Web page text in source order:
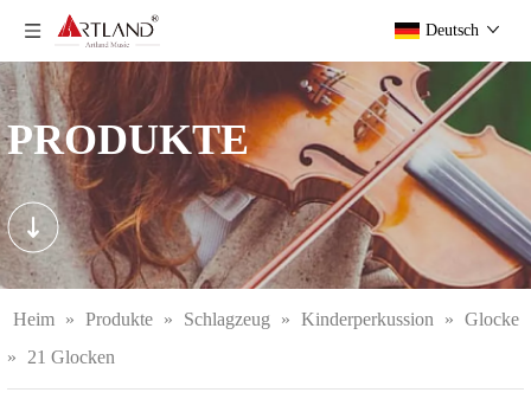
Deutsch
PRODUKTE
Heim » Produkte » Schlagzeug » Kinderperkussion » Glocke
»
21 Glocken